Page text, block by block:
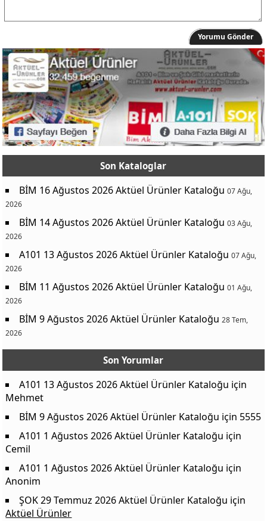
Yorumu Gönder
Son Kataloglar
BİM 16 Ağustos 2026 Aktüel Ürünler Kataloğu 07 Ağu,
2026
BİM 14 Ağustos 2026 Aktüel Ürünler Kataloğu 03 Ağu,
2026
A101 13 Ağustos 2026 Aktüel Ürünler Kataloğu 07 Ağu,
2026
BİM 11 Ağustos 2026 Aktüel Ürünler Kataloğu 01 Ağu,
2026
BİM 9 Ağustos 2026 Aktüel Ürünler Kataloğu 28 Tem,
2026
Son Yorumlar
A101 13 Ağustos 2026 Aktüel Ürünler Kataloğu için
Mehmet
BİM 9 Ağustos 2026 Aktüel Ürünler Kataloğu için 5555
A101 1 Ağustos 2026 Aktüel Ürünler Kataloğu için
Cemil
A101 1 Ağustos 2026 Aktüel Ürünler Kataloğu için
Anonim
ŞOK 29 Temmuz 2026 Aktüel Ürünler Kataloğu için
Aktüel Ürünler